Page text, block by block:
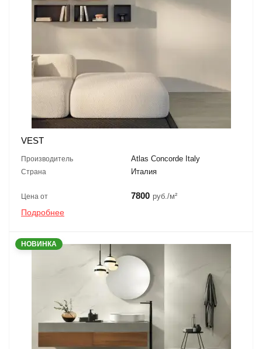
VEST
Производитель Atlas Concorde Italy
Страна Италия
Цена от 7800 руб./м²
Подробнее
НОВИНКА